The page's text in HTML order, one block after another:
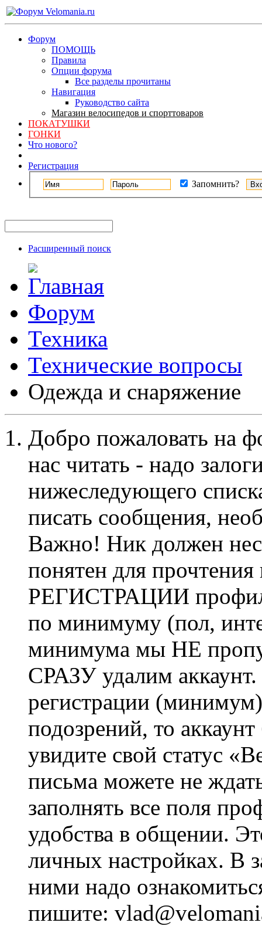
Форум
ПОМОЩЬ
Правила
Опции форума
Все разделы прочитаны
Навигация
Руководство сайта
Магазин велосипедов и спорттоваров
ПОКАТУШКИ
ГОНКИ
Что нового?
Регистрация
Запомнить?
Расширенный поиск
Форум
Техника
Технические вопросы
Одежда и снаряжение
Добро пожаловать на
нас читать - надо
нижеследующего
писать сообщения,
Важно! Ник должен
понятен для
РЕГИСТРАЦИИ профиль
по минимуму (пол,
минимума мы НЕ
СРАЗУ удалим
регистрации
подозрений, то
увидите свой статус
письма можете не
заполнять все поля
удобства в общении.
личных настройках. В
ними надо
пишите: